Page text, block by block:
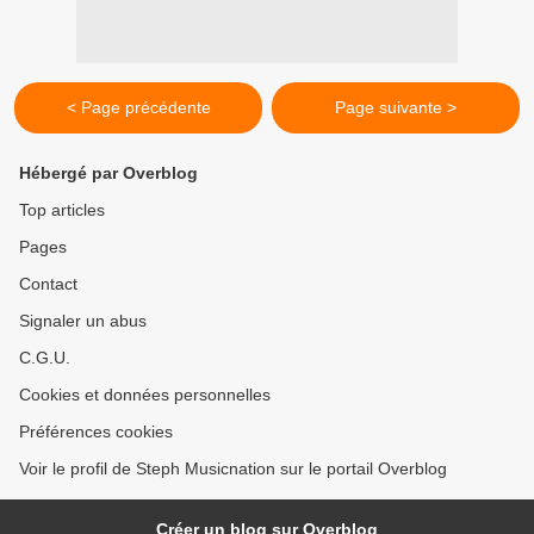
< Page précédente Page suivante >
Hébergé par Overblog
Top articles
Pages
Contact
Signaler un abus
C.G.U.
Cookies et données personnelles
Préférences cookies
Voir le profil de Steph Musicnation sur le portail Overblog
Créer un blog sur Overblog